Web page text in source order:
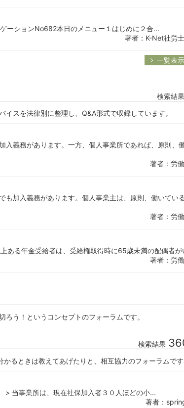
ーションNo682本日のメニュー１はじめに２合...
著者：K-Net社労
一覧表
検索結果
スを法律別に整理し、Q&A形式で収録しています。
入義務があります。一方、個人事業所であれば、原則、
著者：労
も加入義務があります。個人事業主は、原則、働いてい
著者：労
ある年金受給者は、受給権取得時に65歳未満の配偶者が
著者：労
う！というコンセプトのフォーラムです。
検索結果
るときは教えてあげたりと、相互協力のフォーラムです
> 当事業所は、現在社保加入者３０人ほどの小...
著者：